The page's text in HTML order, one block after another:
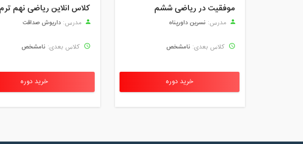
موفقیت در ریاضی ششم
مدرس: نسرین داورپناه
کلاس بعدی: نامشخص
خرید دوره
مدرس: داریوش صداقت
کلاس بعدی: نامشخص
خرید دوره